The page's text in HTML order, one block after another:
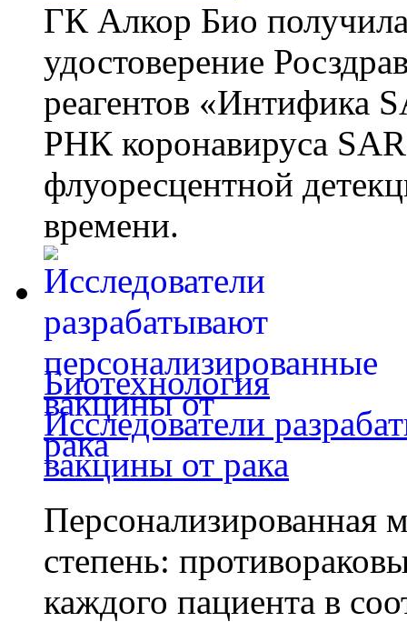
ГК Алкор Био
удостоверение
реагентов «Интифика
РНК коронавируса
флуоресцентной
времени.
Биотехнология
Исследователи
вакцины от рака
Персонализированная
степень:
каждого пациента в